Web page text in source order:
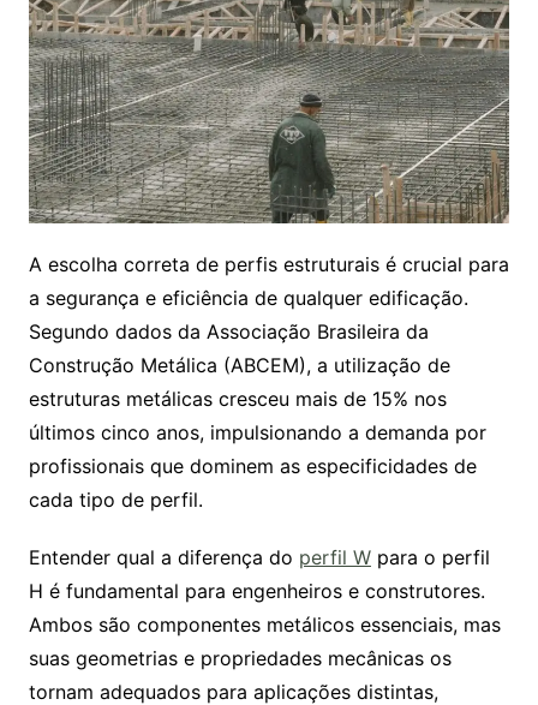
A escolha correta de perfis estruturais é crucial para
a segurança e eficiência de qualquer edificação.
Segundo dados da Associação Brasileira da
Construção Metálica (ABCEM), a utilização de
estruturas metálicas cresceu mais de 15% nos
últimos cinco anos, impulsionando a demanda por
profissionais que dominem as especificidades de
cada tipo de perfil.
Entender qual a diferença do perfil Wpara o perfil
H é fundamental para engenheiros e construtores.
Ambos são componentes metálicos essenciais, mas
suas geometrias e propriedades mecânicas os
tornam adequados para aplicações distintas,